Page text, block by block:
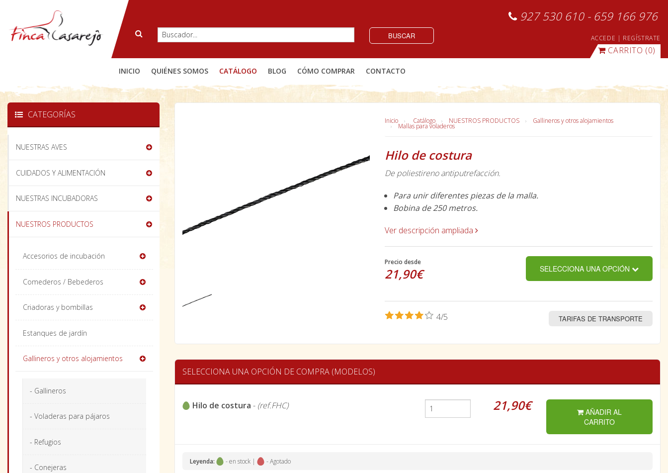
927 530 610 - 659 166 976
BUSCAR ACCEDE | REGÍSTRATE
CARRITO (0)
INICIO QUIÉNES SOMOS CATÁLOGO BLOG CÓMO COMPRAR CONTACTO
Inicio Catálogo NUESTROS PRODUCTOS Gallineros y otros alojamientos
Mallas para voladeros
Hilo de costura
De poliestireno antiputrefacción.
Para unir diferentes piezas de la malla.
Bobina de 250 metros.
Ver descripción ampliada
Precio desde
21,90€ SELECCIONA UNA OPCIÓN
4/5 TARIFAS DE TRANSPORTE
SELECCIONA UNA OPCIÓN DE COMPRA (MODELOS)
Hilo de costura - (ref.FHC) 21,90€
AÑADIR AL
CARRITO
Leyenda: - en stock | - Agotado
CATEGORÍAS
NUESTRAS AVES
CUIDADOS Y ALIMENTACIÓN
NUESTRAS INCUBADORAS
NUESTROS PRODUCTOS
Accesorios de incubación
Comederos / Bebederos
Criadoras y bombillas
Estanques de jardín
Gallineros y otros alojamientos
- Gallineros
- Voladeras para pájaros
- Refugios
- Conejeras